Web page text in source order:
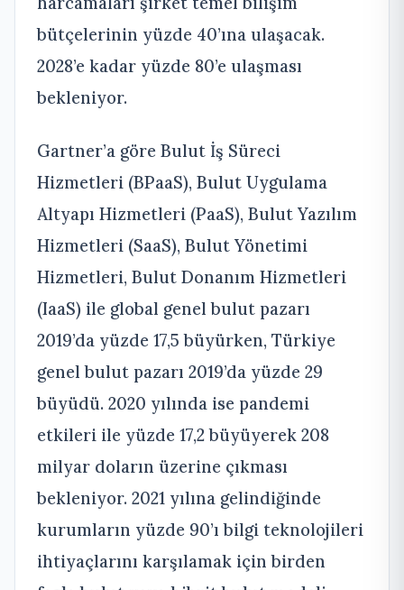
bütçelerinin yüzde 40’ına ulaşacak.
2028’e kadar yüzde 80’e ulaşması
bekleniyor.
Gartner’a göre Bulut İş Süreci
Hizmetleri (BPaaS), Bulut Uygulama
Altyapı Hizmetleri (PaaS), Bulut Yazılım
Hizmetleri (SaaS), Bulut Yönetimi
Hizmetleri, Bulut Donanım Hizmetleri
(IaaS) ile global genel bulut pazarı
2019’da yüzde 17,5 büyürken, Türkiye
genel bulut pazarı 2019’da yüzde 29
büyüdü. 2020 yılında ise pandemi
etkileri ile yüzde 17,2 büyüyerek 208
milyar doların üzerine çıkması
bekleniyor. 2021 yılına gelindiğinde
kurumların yüzde 90’ı bilgi teknolojileri
ihtiyaçlarını karşılamak için birden